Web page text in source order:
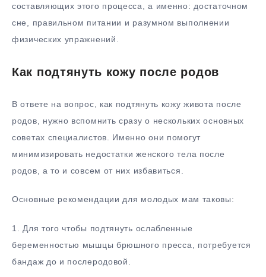
составляющих этого процесса, а именно: достаточном
сне, правильном питании и разумном выполнении
физических упражнений.
Как подтянуть кожу после родов
В ответе на вопрос, как подтянуть кожу живота после
родов, нужно вспомнить сразу о нескольких основных
советах специалистов. Именно они помогут
минимизировать недостатки женского тела после
родов, а то и совсем от них избавиться.
Основные рекомендации для молодых мам таковы:
1. Для того чтобы подтянуть ослабленные
беременностью мышцы брюшного пресса, потребуется
бандаж до и послеродовой.